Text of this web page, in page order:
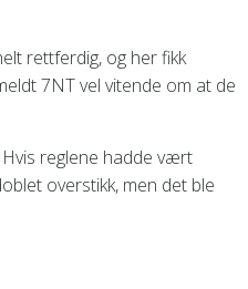
rettferdig, og her fikk
7NT vel vitende om at de
reglene hadde vært
overstikk, men det ble